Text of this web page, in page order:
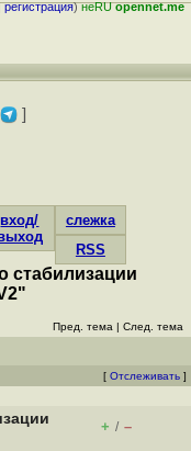
регистрация)неRUopennet.me
]
вход/
слежка
RSS
стабилизации
Пред. тема | След. тема
[ Отслеживать ]
+ / –